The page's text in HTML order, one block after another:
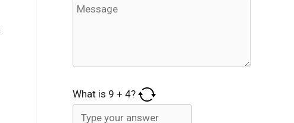
What is 9 + 4?